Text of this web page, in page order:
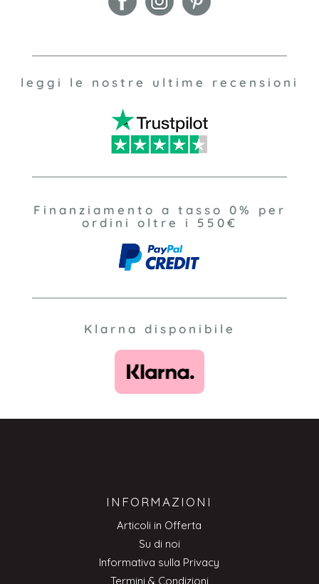
leggi le nostre ultime recensioni
Finanziamento a tasso 0% per
ordini oltre i 550€
Klarna disponibile
INFORMAZIONI
Articoli in Offerta
Su di noi
Informativa sulla Privacy
Termini & Condizioni